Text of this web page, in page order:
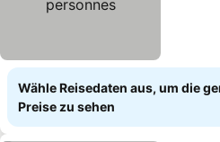
Wähle Reisedaten aus, um die
Preise zu sehen